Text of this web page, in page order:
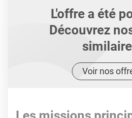
L'offre a été
Découvrez
Voir nos